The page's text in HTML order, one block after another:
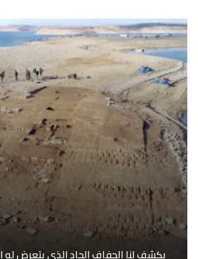
يكشف لنا الجفاف الحاد الذي يتعرض له